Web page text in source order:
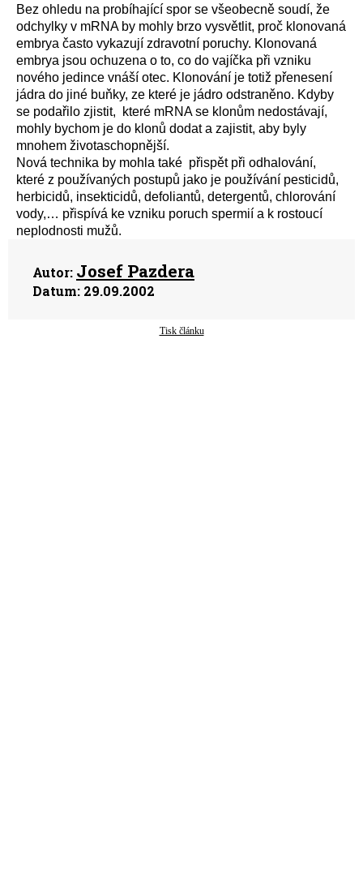
Bez ohledu na probíhající spor se všeobecně soudí, že
odchylky v mRNA by mohly brzo vysvětlit, proč klonovaná
embrya často vykazují zdravotní poruchy. Klonovaná
embrya jsou ochuzena o to, co do vajíčka při vzniku
nového jedince vnáší otec. Klonování je totiž přenesení
jádra do jiné buňky, ze které je jádro odstraněno. Kdyby
se podařilo zjistit,
které mRNA se klonům nedostávají,
mohly bychom je do klonů dodat a zajistit, aby byly
mnohem životaschopnější.
Nová technika by mohla také přispět při odhalování,
které z používaných postupů jako je používání pesticidů,
herbicidů, insekticidů, defoliantů, detergentů, chlorování
vody,… přispívá ke vzniku poruch spermií a k rostoucí
neplodnosti mužů.
Autor: Josef Pazdera
Datum: 29.09.2002
Tisk článku